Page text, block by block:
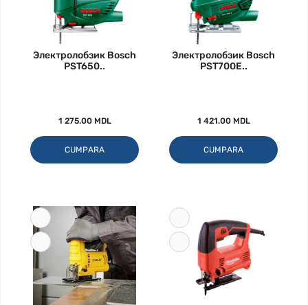
Электролобзик Bosch
PST650..
1 275.00 MDL
CUMPARA
Электролобзик Bosch
PST700E..
1 421.00 MDL
CUMPARA